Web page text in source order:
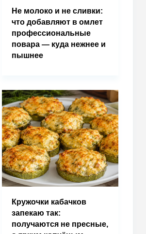
Не молоко и не сливки:
что добавляют в омлет
профессиональные
повара — куда нежнее и
пышнее
Кружочки кабачков
запекаю так:
получаются не пресные,